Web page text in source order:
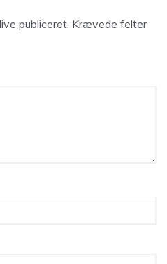
publiceret. Krævede felter